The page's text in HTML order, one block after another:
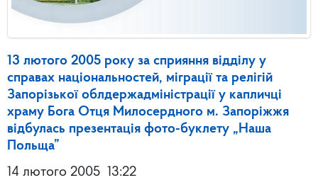
13 лютого 2005 року за сприяння відділу у
справах національностей, міграції та релігій
Запорізької облдержадміністрації у капличці
храму Бога Отця Милосердного м. Запоріжжя
відбулась презентація фото-буклету „Наша
Польща”
14 лютого 2005 13:22